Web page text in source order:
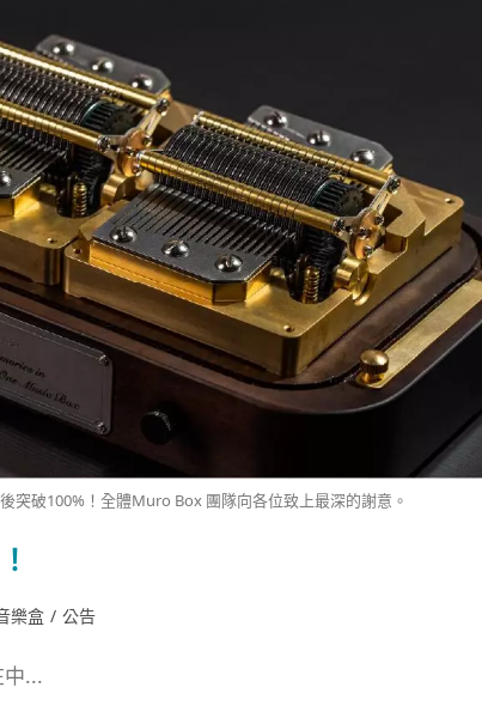
突破100%！全體Muro Box 團隊向各位致上最深的謝意。
樂盒 / 公告
...